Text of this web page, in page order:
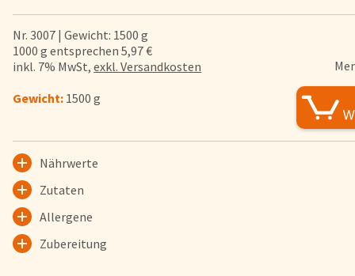
Karriere
Bezahlung & Lieferung
Herkunftsländer
Warenkorb
Login
Startseite
Nr. 3007 | Gewicht: 1500 g
1000 g entsprechen 5,97 €
inkl. 7% MwSt,exkl. Versandkosten
Gewicht: 1500 g
Nährwerte
Zutaten
Allergene
Zubereitung